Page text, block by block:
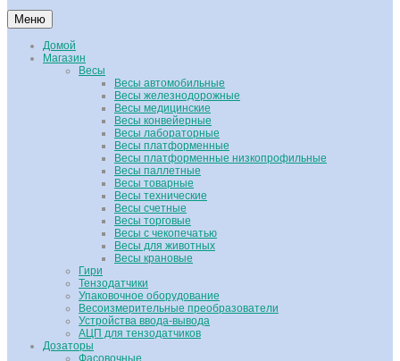
Меню
Домой
Магазин
Весы
Весы автомобильные
Весы железнодорожные
Весы медицинские
Весы конвейерные
Весы лабораторные
Весы платформенные
Весы платформенные низкопрофильные
Весы паллетные
Весы товарные
Весы технические
Весы счетные
Весы торговые
Весы с чекопечатью
Весы для животных
Весы крановые
Гири
Тензодатчики
Упаковочное оборудование
Весоизмерительные преобразователи
Устройства ввода-вывода
АЦП для тензодатчиков
Дозаторы
Фасовочные